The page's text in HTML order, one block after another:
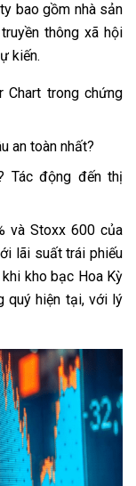
bao gồm nhà sản
thông xã hội
kiến.
Chart trong chứng
an toàn nhất?
Tác động đến thị
và Stoxx 600 của
lãi suất trái phiếu
kho bạc Hoa Kỳ
quý hiện tại, với lý